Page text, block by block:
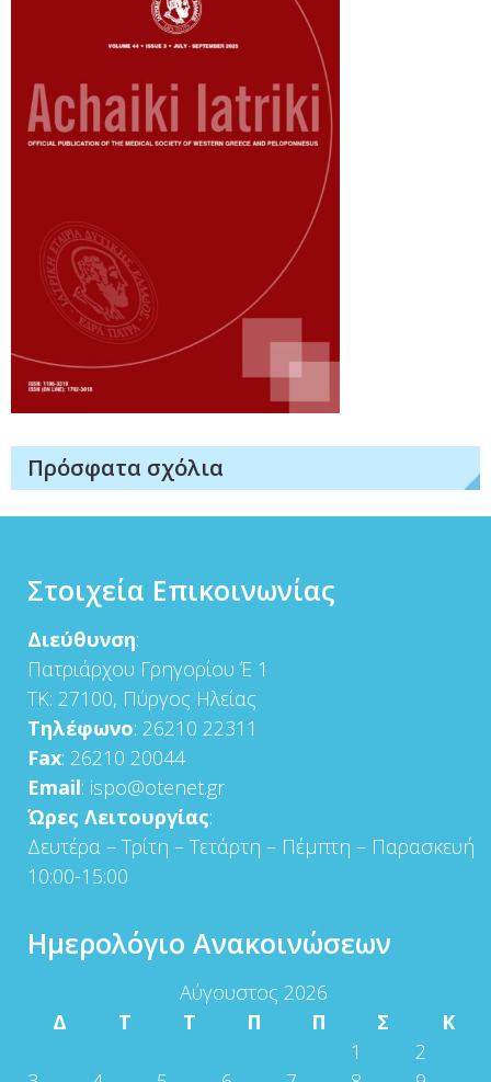
Πρόσφατα σχόλια
Στοιχεία Επικοινωνίας
Διεύθυνση:
Πατριάρχου Γρηγορίου Έ 1
ΤΚ: 27100, Πύργος Ηλείας
Τηλέφωνο: 26210 22311
Fax: 26210 20044
Email: ispo@otenet.gr
Ώρες Λειτουργίας:
Δευτέρα – Τρίτη – Τετάρτη – Πέμπτη – Παρασκευή
10:00-15:00
Ημερολόγιο Ανακοινώσεων
Αύγουστος 2026
Δ
Τ Τ Π Π Σ
Κ
1
2